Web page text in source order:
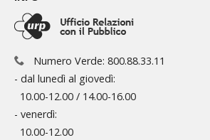
Numero Verde: 800.88.33.11
- dal lunedì al giovedì:
10.00-12.00 / 14.00-16.00
- venerdì:
10.00-12.00